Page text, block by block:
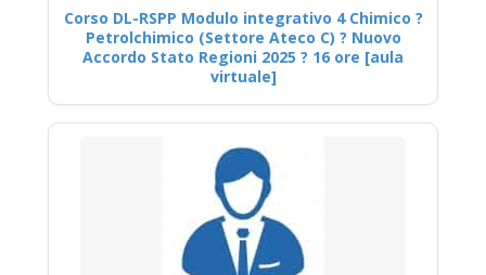
Corso DL-RSPP Modulo integrativo 4 Chimico ?
Petrolchimico (Settore Ateco C) ? Nuovo
Accordo Stato Regioni 2025 ? 16 ore [aula
virtuale]